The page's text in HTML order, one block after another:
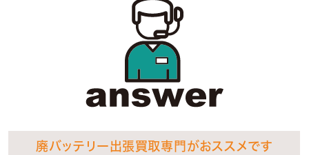
廃バッテリー出張買取専門がおススメです